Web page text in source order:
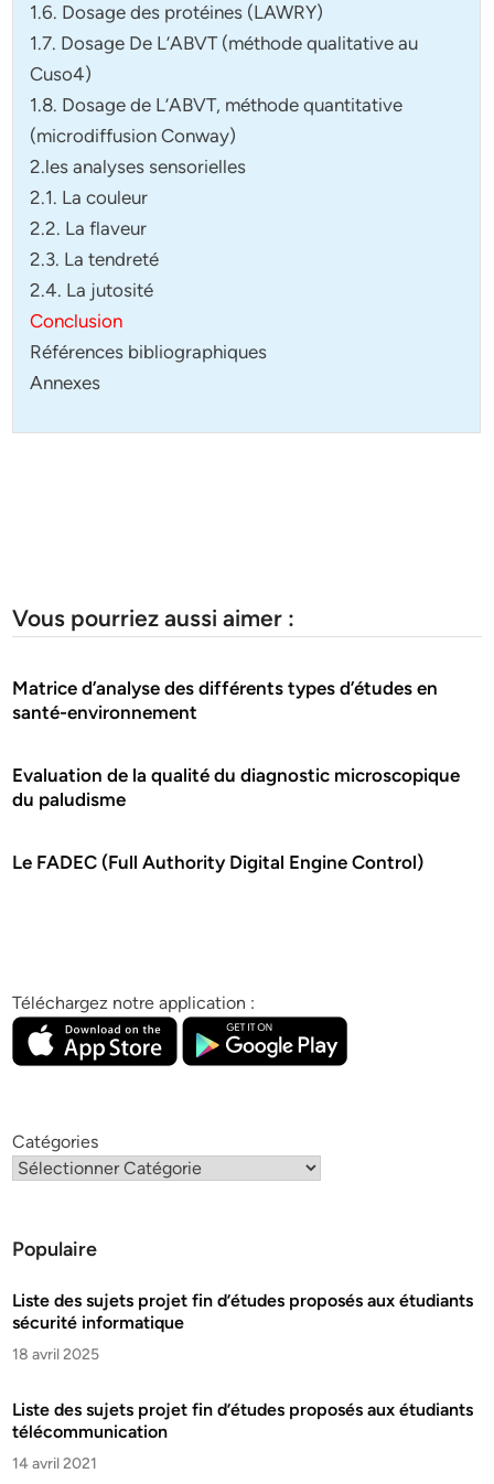
1.6. Dosage des protéines (LAWRY)
1.7. Dosage De L’ABVT (méthode qualitative au
Cuso4)
1.8. Dosage de L’ABVT, méthode quantitative
(microdiffusion Conway)
2.les analyses sensorielles
2.1. La couleur
2.2. La flaveur
2.3. La tendreté
2.4. La jutosité
Conclusion
Références bibliographiques
Annexes
Vous pourriez aussi aimer :
Matrice d’analyse des différents types d’études en
santé-environnement
Evaluation de la qualité du diagnostic microscopique
du paludisme
Le FADEC (Full Authority Digital Engine Control)
Téléchargez notre application :
Catégories
Populaire
Liste des sujets projet fin d’études proposés aux étudiants
sécurité informatique
18 avril 2025
Liste des sujets projet fin d’études proposés aux étudiants
télécommunication
14 avril 2021